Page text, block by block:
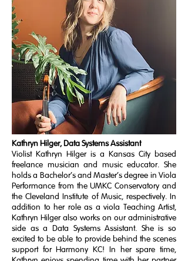
​Kathryn Hilger, Data Systems Assistant
Violist Kathryn Hilger is a Kansas City based
freelance musician and music educator. She
holds a Bachelor’s and Master’s degree in Viola
Performance from the UMKC Conservatory and
the Cleveland Institute of Music, respectively. In
addition to her role as a viola Teaching Artist,
Kathryn Hilger also works on our administrative
side as a Data Systems Assistant. She is so
excited to be able to provide behind the scenes
support for Harmony KC! In her spare time,